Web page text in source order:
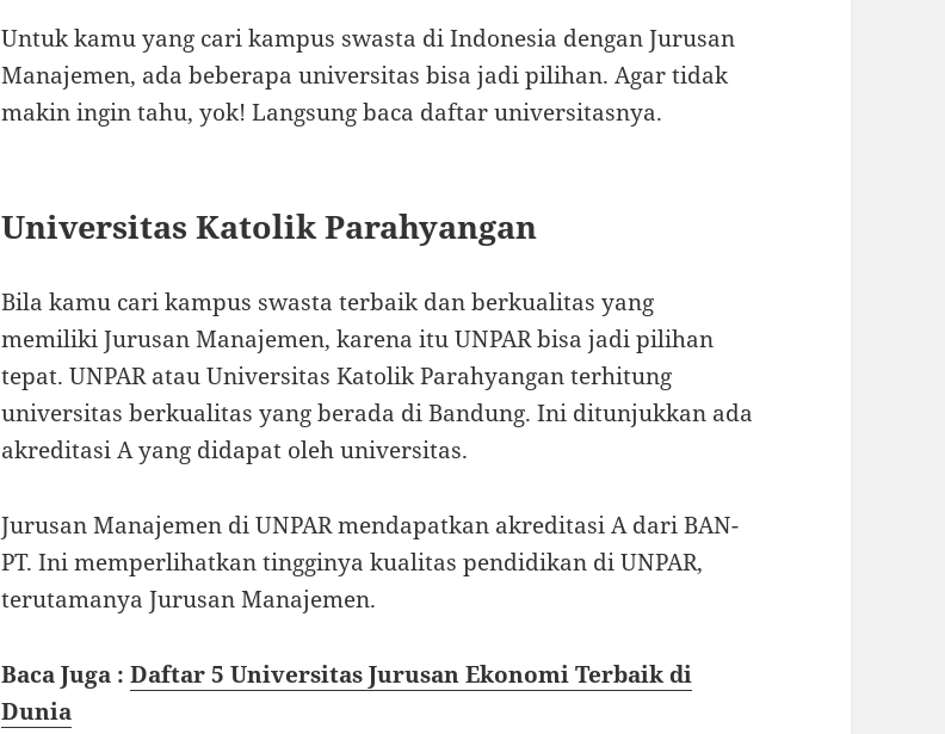
Untuk kamu yang cari kampus swasta di Indonesia dengan Jurusan
Manajemen, ada beberapa universitas bisa jadi pilihan. Agar tidak
makin ingin tahu, yok! Langsung baca daftar universitasnya.
Universitas Katolik Parahyangan
Bila kamu cari kampus swasta terbaik dan berkualitas yang
memiliki Jurusan Manajemen, karena itu UNPAR bisa jadi pilihan
tepat. UNPAR atau Universitas Katolik Parahyangan terhitung
universitas berkualitas yang berada di Bandung. Ini ditunjukkan ada
akreditasi A yang didapat oleh universitas.
Jurusan Manajemen di UNPAR mendapatkan akreditasi A dari BAN-
PT. Ini memperlihatkan tingginya kualitas pendidikan di UNPAR,
terutamanya Jurusan Manajemen.
Baca Juga :Daftar 5 Universitas Jurusan Ekonomi Terbaik di
Dunia